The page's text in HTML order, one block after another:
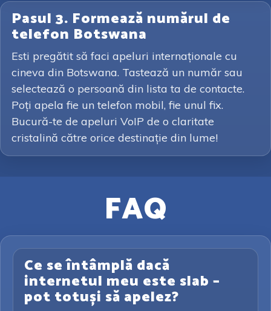
Pasul 3. Formează numărul de
telefon Botswana
Esti pregătit să faci apeluri internaționale cu
cineva din Botswana. Tastează un număr sau
selectează o persoană din lista ta de contacte.
Poți apela fie un telefon mobil, fie unul fix.
Bucură-te de apeluri VoIP de o claritate
cristalină către orice destinație din lume!
FAQ
Ce se întâmplă dacă
internetul meu este slab –
pot totuși să apelez?